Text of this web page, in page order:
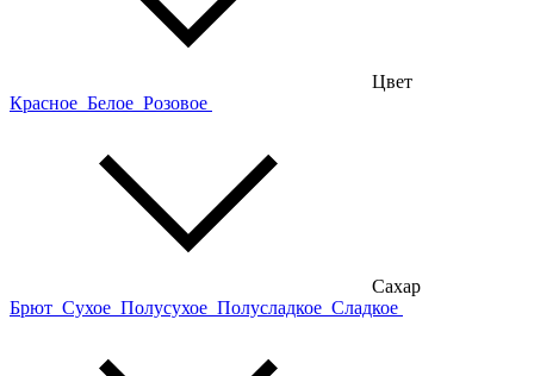
Цвет
Красное Белое Розовое
Сахар
Брют Сухое Полусухое Полусладкое Сладкое